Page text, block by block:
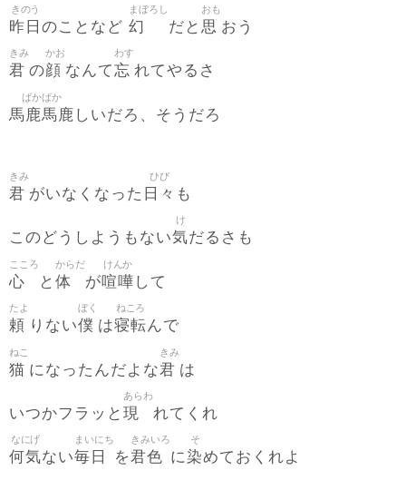
昨日
きのう
のことなど 幻
まぼろし
だと 思
おも
おう
君
きみ
の顔
かお
なんて忘
わす
れてやるさ
馬鹿馬鹿
ばかばか
しいだろ、そうだろ
君
きみ
がいなくなった 日々
ひび
も
このどうしようもない気
け
だるさも
心
こころ
と 体
からだ
が喧嘩
けんか
して
頼
たよ
りない僕
ぼく
は寝転
ねころ
んで
猫
ねこ
になったんだよな君
きみ
は
いつかフラッと 現
あらわ
れてくれ
何気
なにげ
ない毎日
まいにち
を君色
きみいろ
に染
そ
めておくれよ